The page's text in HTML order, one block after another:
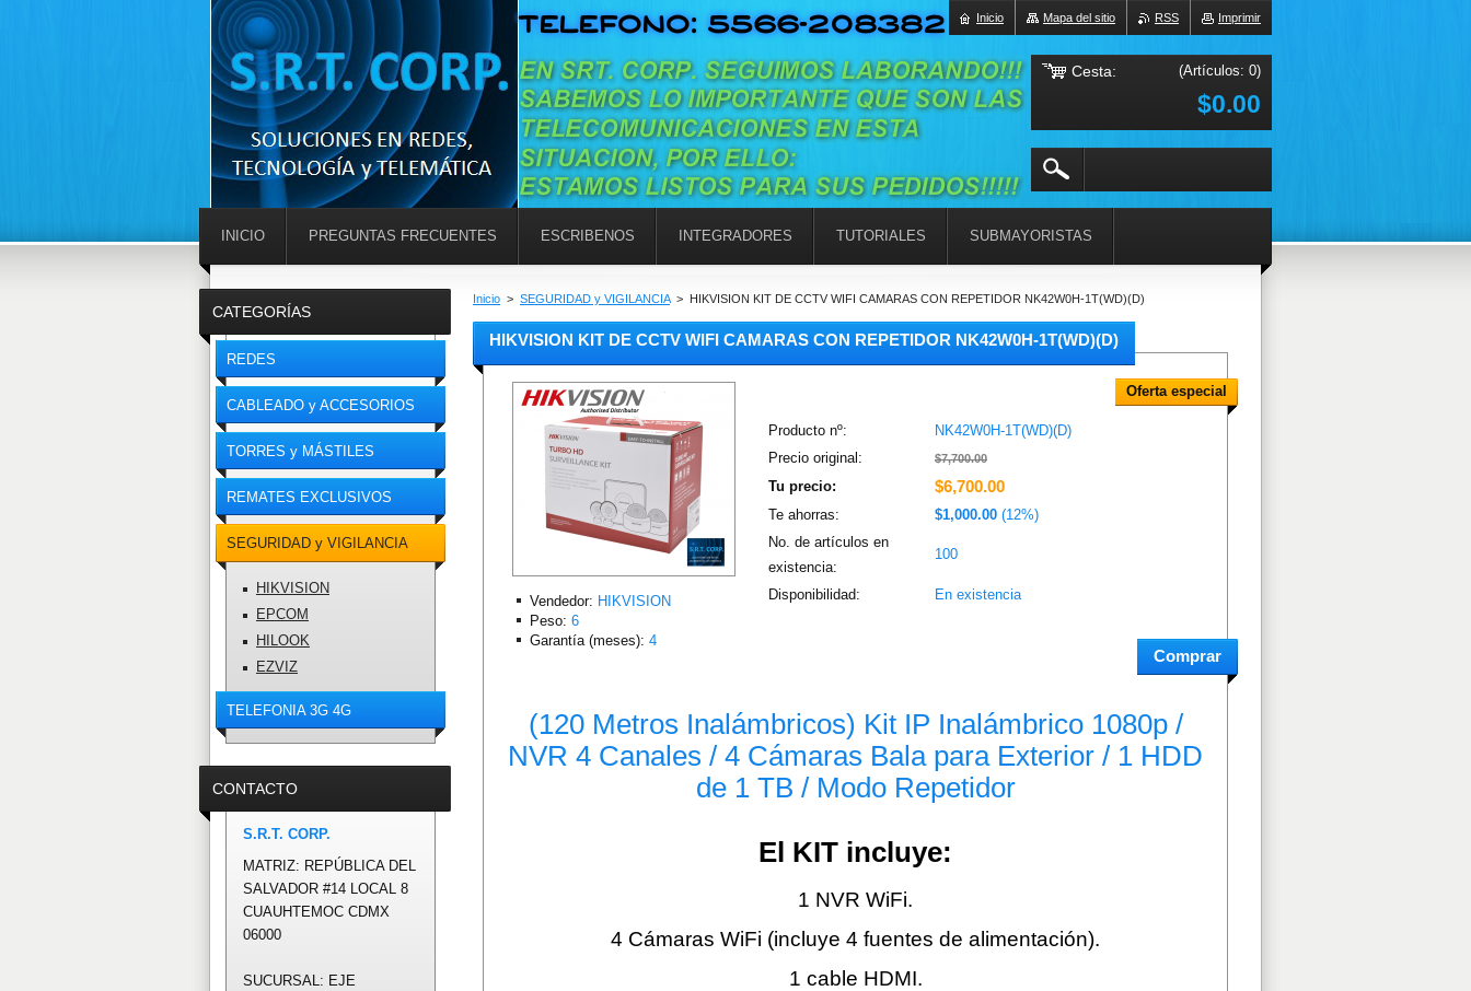
Inicio > SEGURIDAD y VIGILANCIA > HIKVISION KIT DE CCTV WIFI CAMARAS CON REPETIDOR NK42W0H-1T(WD)(D)
HIKVISION KIT DE CCTV WIFI CAMARAS CON REPETIDOR NK42W0H-1T(WD)(D)
Oferta especial
Producto nº:
NK42W0H-1T(WD)(D)
Precio original:
$7,700.00
Tu precio: $6,700.00
Te ahorras: $1,000.00 (12%)
No. de artículos en
existencia:
100
Disponibilidad: En existencia
Vendedor: HIKVISION
Peso: 6
Garantía (meses): 4
(120 Metros Inalámbricos) Kit IP Inalámbrico 1080p /
NVR 4 Canales / 4 Cámaras Bala para Exterior / 1 HDD
de 1 TB / Modo Repetidor
El KIT incluye:
1 NVR WiFi.
4 Cámaras WiFi (incluye 4 fuentes de alimentación).
1 cable HDMI.
CATEGORÍAS
REDES
CABLEADO y ACCESORIOS
TORRES y MÁSTILES
REMATES EXCLUSIVOS
SEGURIDAD y VIGILANCIA
HIKVISION
EPCOM
HILOOK
EZVIZ
TELEFONIA 3G 4G
CONTACTO
S.R.T. CORP.
MATRIZ: REPÚBLICA DEL
SALVADOR #14 LOCAL 8
CUAUHTEMOC CDMX
06000
SUCURSAL: EJE
INICIO PREGUNTAS FRECUENTES ESCRIBENOS INTEGRADORES TUTORIALES SUBMAYORISTAS
Imprimir
RSS
Mapa del sitio
Inicio
Cesta: (Artículos: 0)
$0.00